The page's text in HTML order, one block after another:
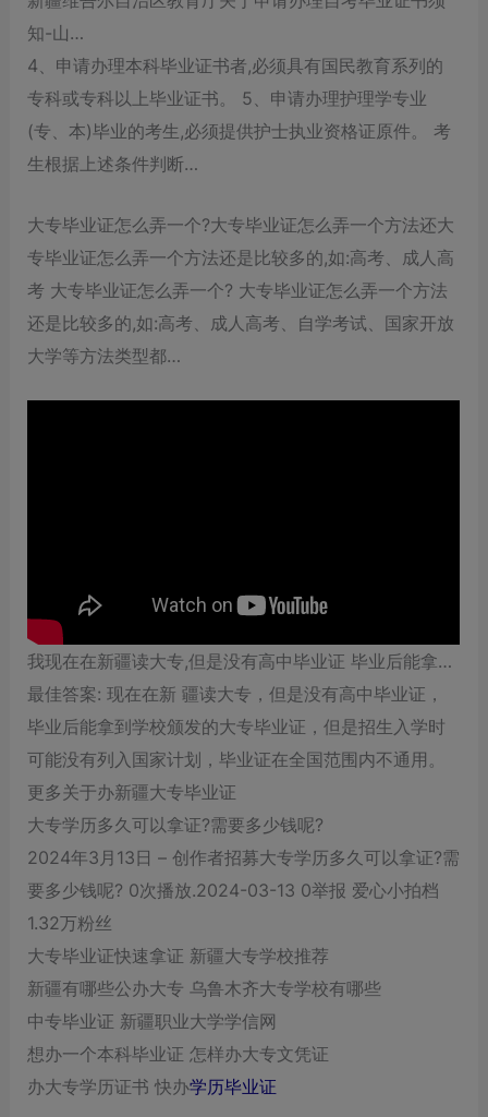
知-山…
4、申请办理本科毕业证书者,必须具有国民教育系列的
专科或专科以上毕业证书。 5、申请办理护理学专业
(专、本)毕业的考生,必须提供护士执业资格证原件。 考
生根据上述条件判断…
大专毕业证怎么弄一个?大专毕业证怎么弄一个方法还大
专毕业证怎么弄一个方法还是比较多的,如:高考、成人高
考 大专毕业证怎么弄一个? 大专毕业证怎么弄一个方法
还是比较多的,如:高考、成人高考、自学考试、国家开放
大学等方法类型都…
我现在在新疆读大专,但是没有高中毕业证 毕业后能拿…
最佳答案: 现在在新 疆读大专，但是没有高中毕业证，
毕业后能拿到学校颁发的大专毕业证，但是招生入学时
可能没有列入国家计划，毕业证在全国范围内不通用。
更多关于办新疆大专毕业证
大专学历多久可以拿证?需要多少钱呢?
2024年3月13日 – 创作者招募大专学历多久可以拿证?需
要多少钱呢? 0次播放.2024-03-13 0举报 爱心小拍档
1.32万粉丝
大专毕业证快速拿证 新疆大专学校推荐
新疆有哪些公办大专 乌鲁木齐大专学校有哪些
中专毕业证 新疆职业大学学信网
想办一个本科毕业证 怎样办大专文凭证
办大专学历证书 快办学历毕业证